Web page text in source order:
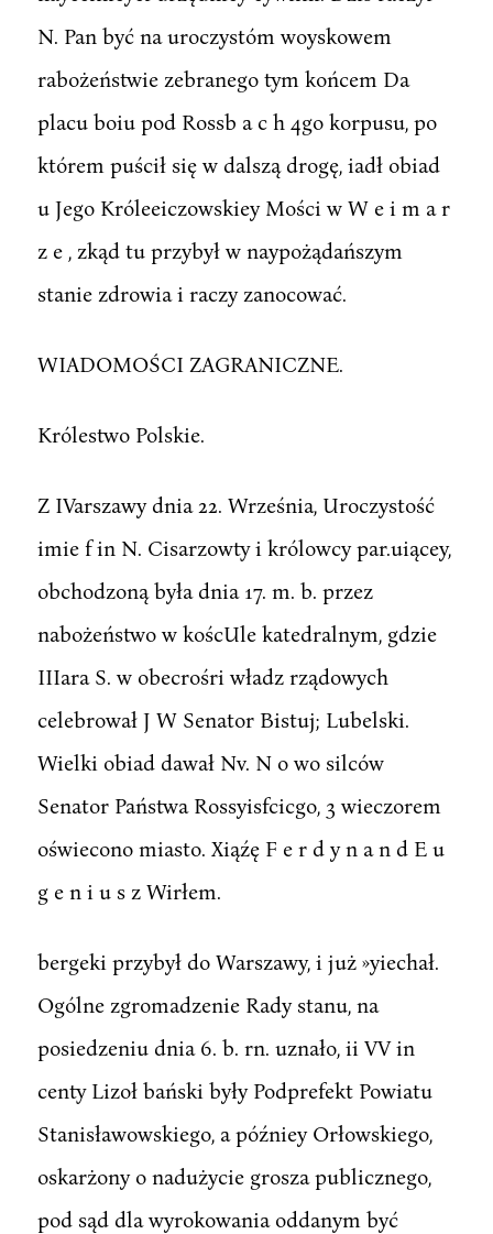
N. Pan być na uroczystóm woyskowem
rabożeństwie zebranego tym końcem Da
placu boiu pod Rossb a c h 4go korpusu, po
którem puścił się w dalszą drogę, iadł obiad
u Jego Króleeiczowskiey Mości w W e i m a r
z e , zkąd tu przybył w naypożądańszym
stanie zdrowia i raczy zanocować.
WIADOMOŚCI ZAGRANICZNE.
Królestwo Polskie.
Z IVarszawy dnia 22. Września, Uroczystość
imie f in N. Cisarzowty i królowcy par.uiącey,
obchodzoną była dnia 17. m. b. przez
nabożeństwo w koścUle katedralnym, gdzie
IIIara S. w obecrośri władz rządowych
celebrował J W Senator Bistuj; Lubelski.
Wielki obiad dawał Nv. N o wo silców
Senator Państwa Rossyisfcicgo, 3 wieczorem
oświecono miasto. Xiąźę F e r d y n a n d E u
g e n i u s z Wirłem.
bergeki przybył do Warszawy, i już »yiechał.
Ogólne zgromadzenie Rady stanu, na
posiedzeniu dnia 6. b. rn. uznało, ii VV in
centy Lizoł bański były Podprefekt Powiatu
Stanisławowskiego, a późniey Orłowskiego,
oskarżony o nadużycie grosza publicznego,
pod sąd dla wyrokowania oddanym być